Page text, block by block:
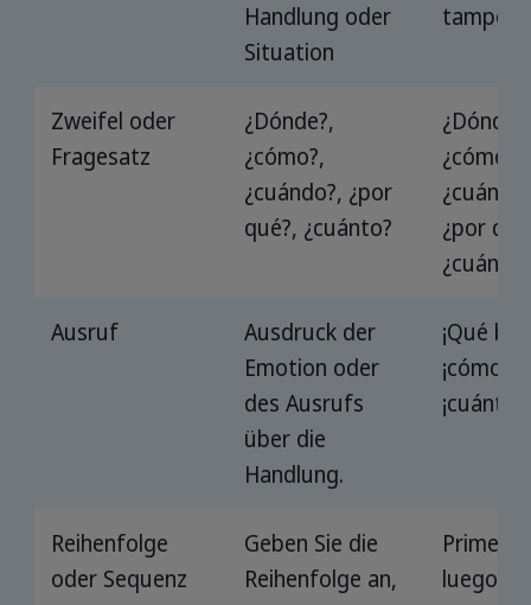
Handlung oder
Situation
Zweifel oder
Fragesatz
¿Dónde?,
¿cómo?,
¿cuándo?, ¿por
qué?, ¿cuánto?
¿Dónde?,
¿cómo?,
¿por
¿cuánto?
Ausruf
Ausdruck der
Emotion oder
des Ausrufs
über die
Handlung.
¡Qué
¡cómo!,
¡cuánto!
Reihenfolge
oder Sequenz
Geben Sie die
Reihenfolge an,
Primero,
luego,